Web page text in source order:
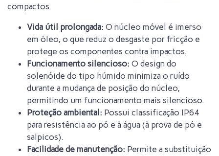
compactos.
Vida útil prolongada: O núcleo móvel é imerso
em óleo, o que reduz o desgaste por fricção e
protege os componentes contra impactos.
Funcionamento silencioso: O design do
solenóide do tipo húmido minimiza o ruído
durante a mudança de posição do núcleo,
permitindo um funcionamento mais silencioso.
Proteção ambiental: Possui classificação IP64
para resistência ao pó e à água (à prova de pó e
salpicos).
Facilidade de manutenção: Permite a substituição